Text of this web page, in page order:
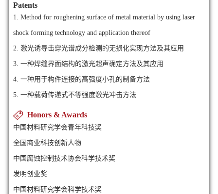
Patents
1. Method for roughening surface of metal material by using laser
shock forming technology and application thereof
2. 激光诱导击穿光谱成分检测的无损化实现方法及其应用
3. 一种焊缝界面结构的激光超声确定方法及其应用
4. 一种用于构件连接的高强度小孔的制备方法
5. 一种载荷传递式不等强度激光冲击方法
Honors & Awards
中国材料研究学会青年科技奖
全国商业科技创新人物
中国腐蚀控制技术协会科学技术奖
发明创业奖
中国材料研究学会科学技术奖